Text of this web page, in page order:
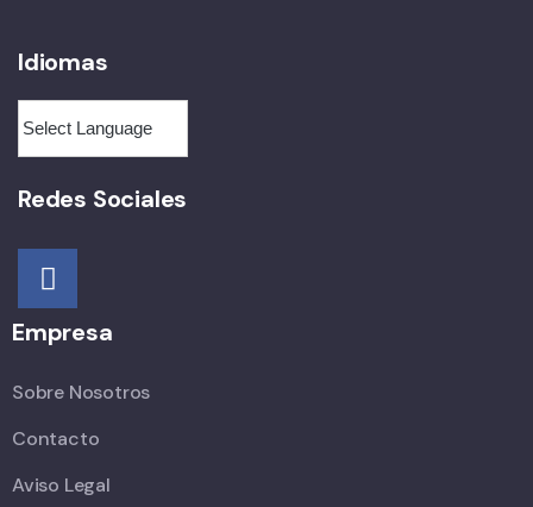
Idiomas
Redes Sociales
Empresa
Sobre Nosotros
Contacto
Aviso Legal